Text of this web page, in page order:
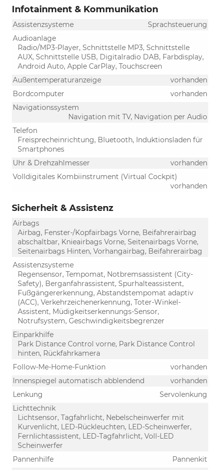
Infotainment & Kommunikation
Assistenzsysteme
Sprachsteuerung
Audioanlage
Radio/MP3-Player, Schnittstelle MP3, Schnittstelle
AUX, Schnittstelle USB, Digitalradio DAB, Farbdisplay,
Android Auto, Apple CarPlay, Touchscreen
Außentemperaturanzeige
vorhanden
Bordcomputer
vorhanden
Navigationssystem
Navigation mit TV, Navigation per Audio
Telefon
Freisprecheinrichtung, Bluetooth, Induktionsladen für
Smartphones
Uhr & Drehzahlmesser
vorhanden
Volldigitales Kombiinstrument (Virtual Cockpit)
vorhanden
Sicherheit & Assistenz
Airbags
Airbag, Fenster-/Kopfairbags Vorne, Beifahrerairbag
abschaltbar, Knieairbags Vorne, Seitenairbags Vorne,
Seitenairbags Hinten, Vorhangairbag, Beifahrerairbag
Assistenzsysteme
Regensensor, Tempomat, Notbremsassistent (City-
Safety), Berganfahrassistent, Spurhalteassistent,
Fußgängererkennung, Abstandstempomat adaptiv
(ACC), Verkehrzeichenerkennung, Toter-Winkel-
Assistent, Müdigkeitserkennungs-Sensor,
Notrufsystem, Geschwindigkeitsbegrenzer
Einparkhilfe
Park Distance Control vorne, Park Distance Control
hinten, Rückfahrkamera
Follow-Me-Home-Funktion
vorhanden
Innenspiegel automatisch abblendend
vorhanden
Lenkung
Servolenkung
Lichttechnik
Lichtsensor, Tagfahrlicht, Nebelscheinwerfer mit
Kurvenlicht, LED-Rückleuchten, LED-Scheinwerfer,
Fernlichtassistent, LED-Tagfahrlicht, Voll-LED
Scheinwerfer
Pannenhilfe
Pannenkit